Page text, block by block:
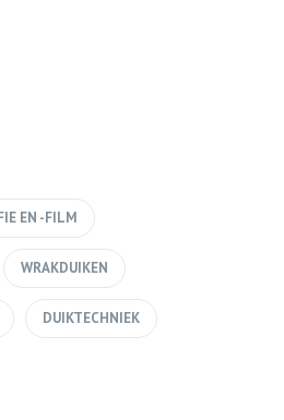
EN -FILM
WRAKDUIKEN
DUIKTECHNIEK